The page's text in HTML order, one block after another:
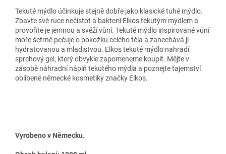
Tekuté mýdlo účinkuje stejně dobře jako klasické tuhé mýdlo.
Zbavte své ruce nečistot a bakterií Elkos tekutým mýdlem a
provoňte je jemnou a svěží vůní. Tekuté mýdlo inspirované vůní
moře šetrně pečuje o pokožku celého těla a zanechává ji
hydratovanou a mladistvou. Elkos tekuté mýdlo nahradí
sprchový gel, který obvykle zapomeneme koupit. Mějte v
zásobě náhradní náplň tekutého mýdla a poznejte tajemství
oblíbené německé kosmetiky značky Elkos.
Vyrobeno v Německu.